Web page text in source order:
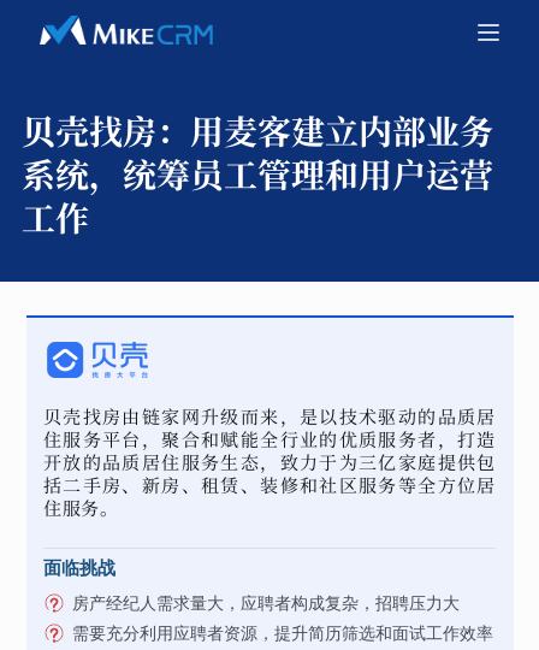
贝壳找房： 用麦客建立内部业务
系统，统筹员工管理和用户运营
工作
贝壳找房由链家网升级而来，是以技术驱动的品质居
住服务平台，聚合和赋能全行业的优质服务者，打造
开放的品质居住服务生态，致力于为三亿家庭提供包
括二手房、新房、租赁、装修和社区服务等全方位居
住服务。
面临挑战
房产经纪人需求量大，应聘者构成复杂，招聘压力大
需要充分利用应聘者资源，提升简历筛选和面试工作效率